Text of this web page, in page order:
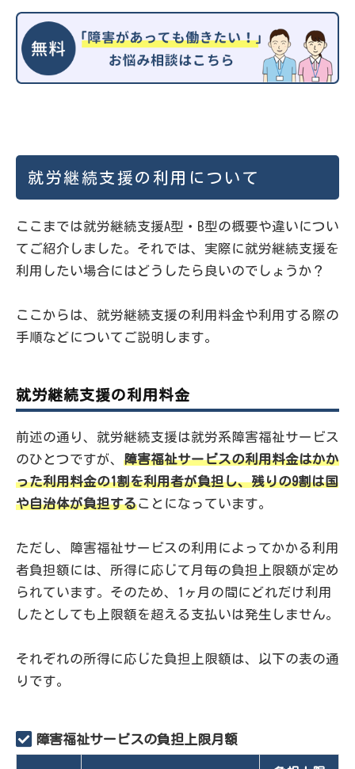
就労継続支援の利用について
ここまでは就労継続支援A型・B型の概要や違いについ
てご紹介しました。それでは、実際に就労継続支援を
利用したい場合にはどうしたら良いのでしょうか？
ここからは、就労継続支援の利用料金や利用する際の
手順などについてご説明します。
就労継続支援の利用料金
前述の通り、就労継続支援は就労系障害福祉サービス
のひとつですが、 障害福祉サービスの利用料金はかか
った利用料金の1割を利用者が負担し、残りの9割は国
や自治体が負担することになっています。
ただし、障害福祉サービスの利用によってかかる利用
者負担額には、所得に応じて月毎の負担上限額が定め
られています。そのため、1ヶ月の間にどれだけ利用
したとしても上限額を超える支払いは発生しません。
それぞれの所得に応じた負担上限額は、以下の表の通
りです。
障害福祉サービスの負担上限月額